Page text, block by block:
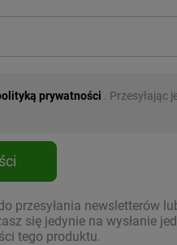
prywatności . Przesyłając
przesyłania newsletterów
się jedynie na wysłanie
tego produktu.